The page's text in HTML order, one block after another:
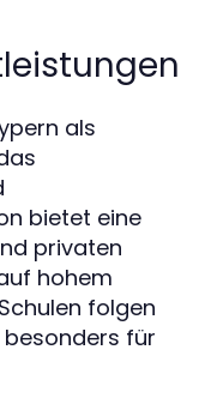
als
bietet eine
privaten
hohem
folgen
für